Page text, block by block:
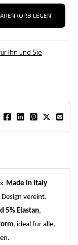
LEGEN
Ihn und Sie
Made in Italy-
vereint.
5% Elastan,
, ideal für alle,